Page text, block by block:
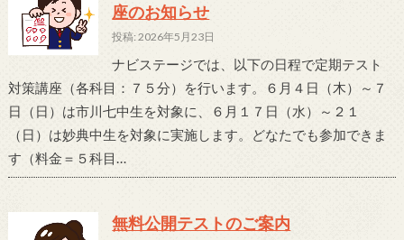
座のお知らせ
投稿: 2026年5月23日
ナビステージでは、以下の日程で定期テスト
対策講座（各科目：７５分）を行います。６月４日（木）～７
日（日）は市川七中生を対象に、６月１７日（水）～２１
（日）は妙典中生を対象に実施します。どなたでも参加できま
す（料金＝５科目…
無料公開テストのご案内